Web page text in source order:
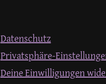
Datenschutz
Privatsphäre-
Deine Einwilligungen